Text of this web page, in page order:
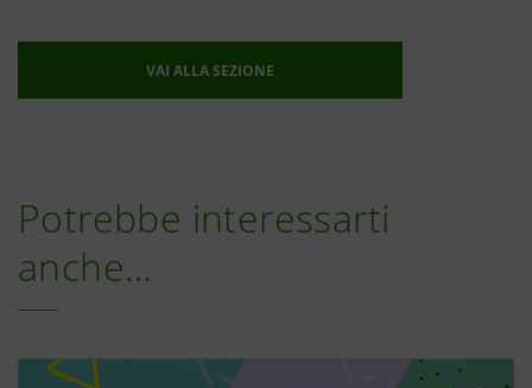
VAI ALLA SEZIONE
Potrebbe interessarti
anche…